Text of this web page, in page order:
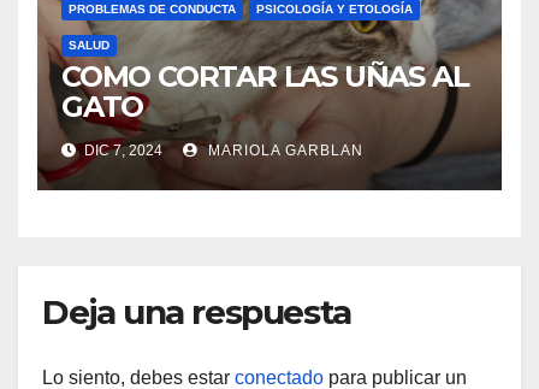
PROBLEMAS DE CONDUCTA PSICOLOGÍA Y ETOLOGÍA
SALUD
COMO CORTAR LAS UÑAS AL
GATO
DIC 7, 2024 MARIOLA GARBLAN
Deja una respuesta
Lo siento, debes estar conectado para publicar un